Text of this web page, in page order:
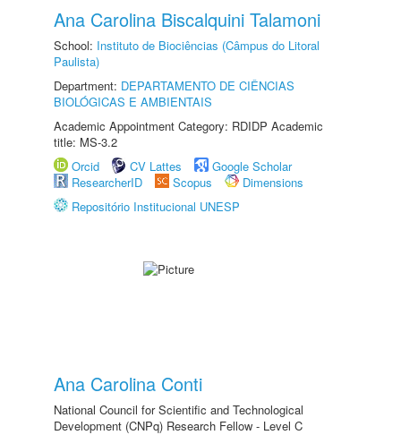
Ana Carolina Biscalquini Talamoni
School: Instituto de Biociências (Câmpus do Litoral
Paulista)
Department: DEPARTAMENTO DE CIÊNCIAS
BIOLÓGICAS E AMBIENTAIS
Academic Appointment Category: RDIDP Academic
title: MS-3.2
Orcid
CV Lattes
Google Scholar
ResearcherID
Scopus
Dimensions
Repositório Institucional UNESP
Ana Carolina Conti
National Council for Scientific and Technological
Development (CNPq) Research Fellow - Level C